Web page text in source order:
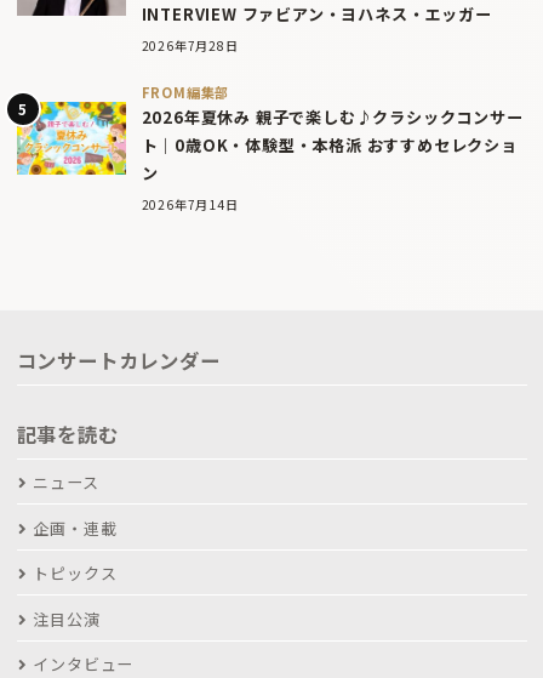
INTERVIEW ファビアン・ヨハネス・エッガー
2026年7月28日
FROM編集部
2026年夏休み 親子で楽しむ♪クラシックコンサー
ト｜0歳OK・体験型・本格派 おすすめセレクショ
ン
2026年7月14日
コンサートカレンダー
記事を読む
ニュース
企画・連載
トピックス
注目公演
インタビュー